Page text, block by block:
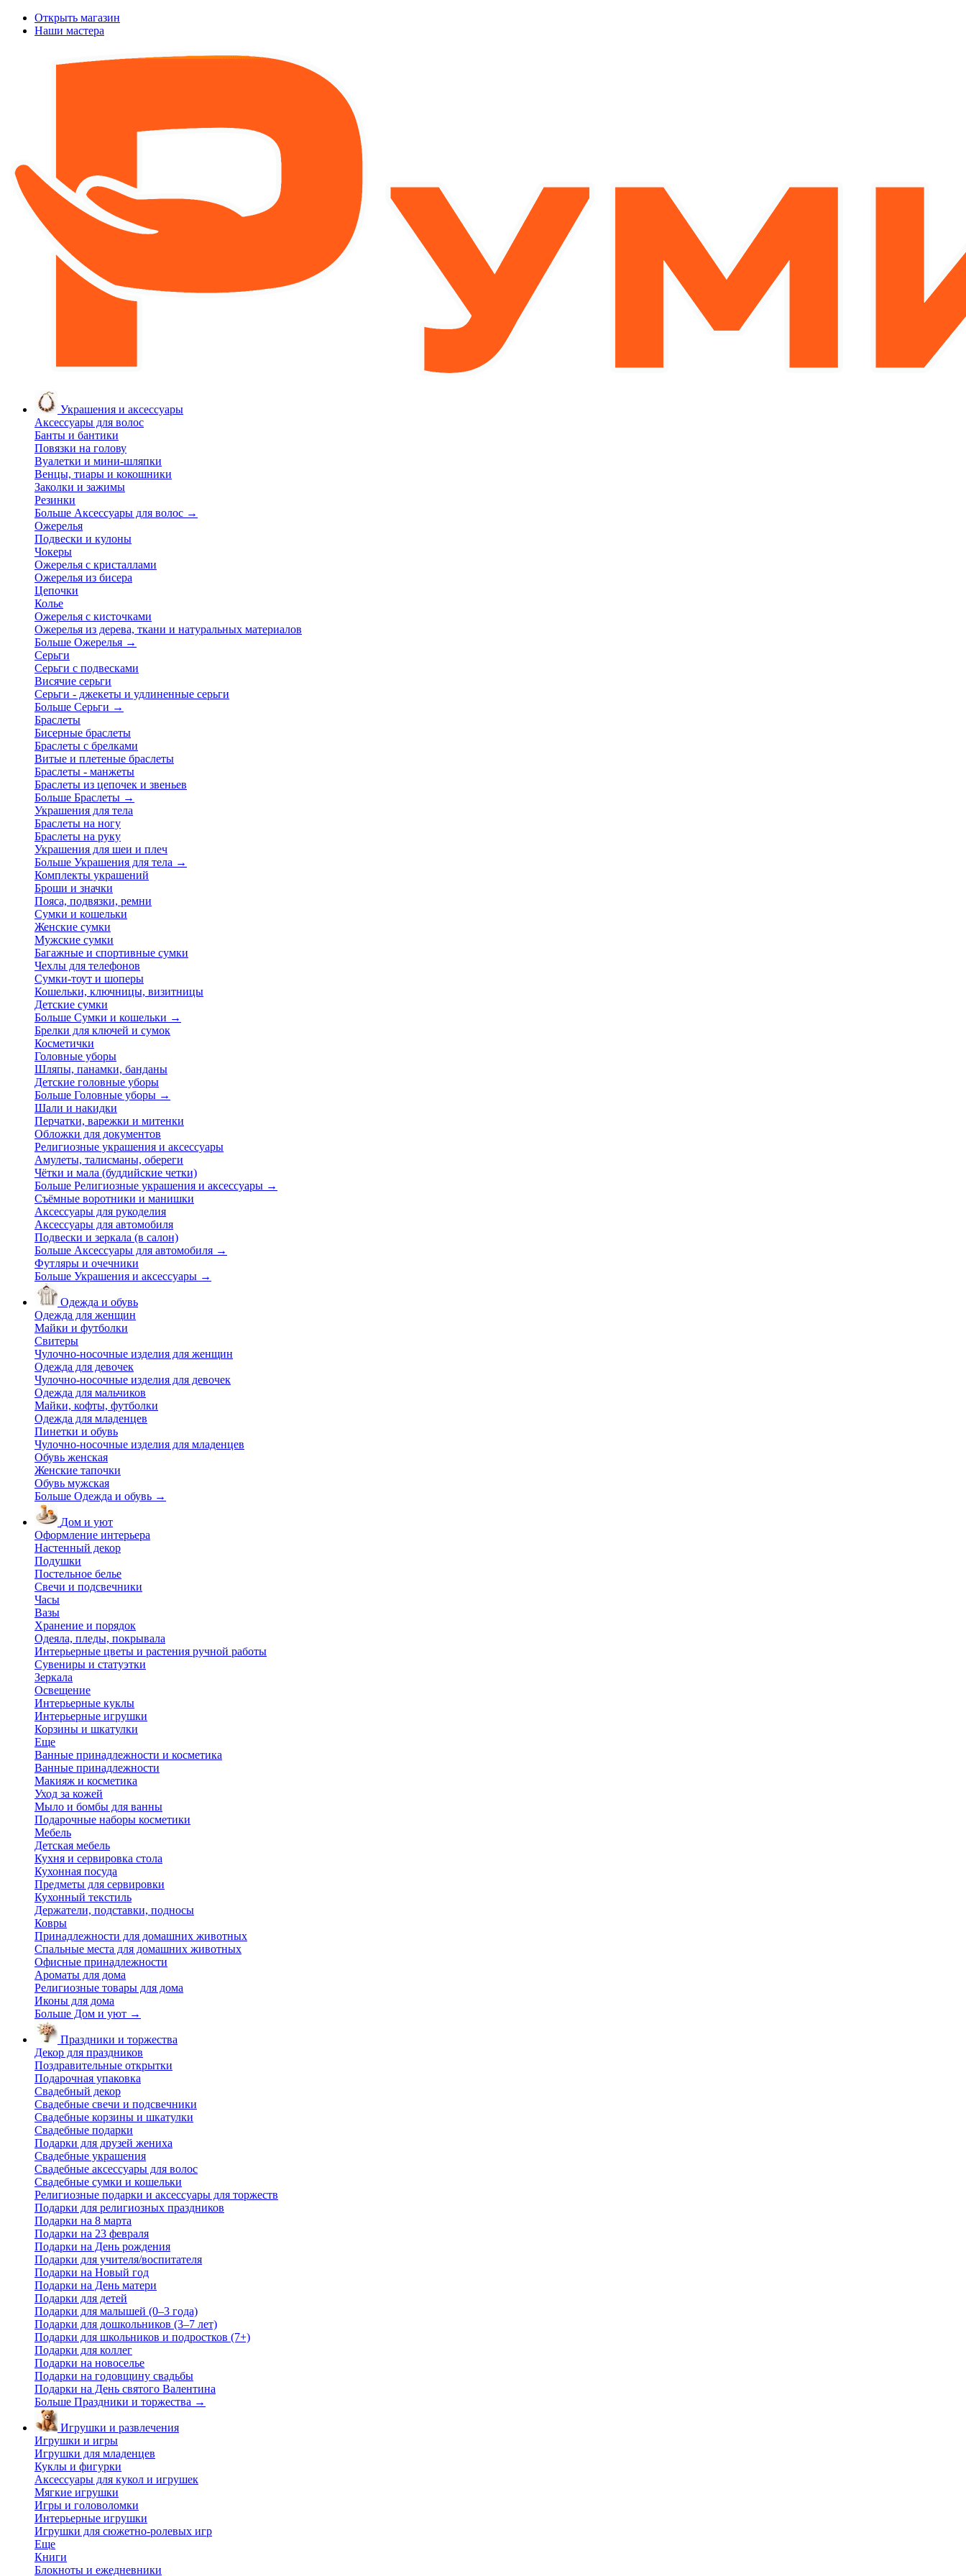
Открыть магазин
Наши мастера
Украшения и аксессуары
Аксессуары для волос
Банты и бантики
Повязки на голову
Вуалетки и мини-шляпки
Венцы, тиары и кокошники
Заколки и зажимы
Резинки
Больше Аксессуары для волос →
Ожерелья
Подвески и кулоны
Чокеры
Ожерелья с кристаллами
Ожерелья из бисера
Цепочки
Колье
Ожерелья с кисточками
Ожерелья из дерева, ткани и натуральных материалов
Больше Ожерелья →
Серьги
Серьги с подвесками
Висячие серьги
Серьги - джекеты и удлиненные серьги
Больше Серьги →
Браслеты
Бисерные браслеты
Браслеты с брелками
Витые и плетеные браслеты
Браслеты - манжеты
Браслеты из цепочек и звеньев
Больше Браслеты →
Украшения для тела
Браслеты на ногу
Браслеты на руку
Украшения для шеи и плеч
Больше Украшения для тела →
Комплекты украшений
Броши и значки
Пояса, подвязки, ремни
Сумки и кошельки
Женские сумки
Мужские сумки
Багажные и спортивные сумки
Чехлы для телефонов
Сумки-тоут и шоперы
Кошельки, ключницы, визитницы
Детские сумки
Больше Сумки и кошельки →
Брелки для ключей и сумок
Косметички
Головные уборы
Шляпы, панамки, банданы
Детские головные уборы
Больше Головные уборы →
Шали и накидки
Перчатки, варежки и митенки
Обложки для документов
Религиозные украшения и аксессуары
Амулеты, талисманы, обереги
Чётки и мала (буддийские четки)
Больше Религиозные украшения и аксессуары →
Съёмные воротники и манишки
Аксессуары для рукоделия
Аксессуары для автомобиля
Подвески и зеркала (в салон)
Больше Аксессуары для автомобиля →
Футляры и очечники
Больше Украшения и аксессуары →
Одежда и обувь
Одежда для женщин
Майки и футболки
Свитеры
Чулочно-носочные изделия для женщин
Одежда для девочек
Чулочно-носочные изделия для девочек
Одежда для мальчиков
Майки, кофты, футболки
Одежда для младенцев
Пинетки и обувь
Чулочно-носочные изделия для младенцев
Обувь женская
Женские тапочки
Обувь мужская
Больше Одежда и обувь →
Дом и уют
Оформление интерьера
Настенный декор
Подушки
Постельное белье
Свечи и подсвечники
Часы
Вазы
Хранение и порядок
Одеяла, пледы, покрывала
Интерьерные цветы и растения ручной работы
Сувениры и статуэтки
Зеркала
Освещение
Интерьерные куклы
Интерьерные игрушки
Корзины и шкатулки
Еще
Ванные принадлежности и косметика
Ванные принадлежности
Макияж и косметика
Уход за кожей
Мыло и бомбы для ванны
Подарочные наборы косметики
Мебель
Детская мебель
Кухня и сервировка стола
Кухонная посуда
Предметы для сервировки
Кухонный текстиль
Держатели, подставки, подносы
Ковры
Принадлежности для домашних животных
Спальные места для домашних животных
Офисные принадлежности
Ароматы для дома
Религиозные товары для дома
Иконы для дома
Больше Дом и уют →
Праздники и торжества
Декор для праздников
Поздравительные открытки
Подарочная упаковка
Свадебный декор
Свадебные свечи и подсвечники
Свадебные корзины и шкатулки
Свадебные подарки
Подарки для друзей жениха
Свадебные украшения
Свадебные аксессуары для волос
Свадебные сумки и кошельки
Религиозные подарки и аксессуары для торжеств
Подарки для религиозных праздников
Подарки на 8 марта
Подарки на 23 февраля
Подарки на День рождения
Подарки для учителя/воспитателя
Подарки на Новый год
Подарки на День матери
Подарки для детей
Подарки для малышей (0–3 года)
Подарки для дошкольников (3–7 лет)
Подарки для школьников и подростков (7+)
Подарки для коллег
Подарки на новоселье
Подарки на годовщину свадьбы
Подарки на День святого Валентина
Больше Праздники и торжества →
Игрушки и развлечения
Игрушки и игры
Игрушки для младенцев
Куклы и фигурки
Аксессуары для кукол и игрушек
Мягкие игрушки
Игры и головоломки
Интерьерные игрушки
Игрушки для сюжетно-ролевых игр
Еще
Книги
Блокноты и ежедневники